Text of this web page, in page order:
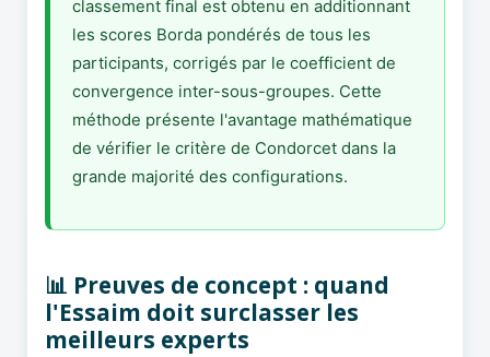
classement final est obtenu en additionnant
les scores Borda pondérés de tous les
participants, corrigés par le coefficient de
convergence inter-sous-groupes. Cette
méthode présente l'avantage mathématique
de vérifier le critère de Condorcet dans la
grande majorité des configurations.
📊 Preuves de concept : quand
l'Essaim doit surclasser les
meilleurs experts